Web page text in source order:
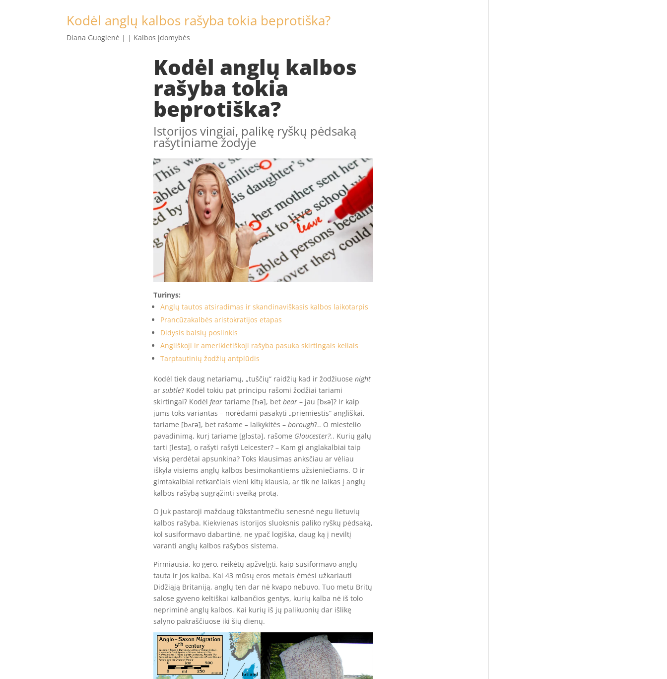
Kodėl anglų kalbos rašyba tokia beprotiška?
Diana Guogienė | | Kalbos įdomybės
Kodėl anglų kalbos
rašyba tokia
beprotiška?
Istorijos vingiai, palikę ryškų pėdsaką
rašytiniame žodyje
Turinys:
Anglų tautos atsiradimas ir skandinaviškasis kalbos laikotarpis
Prancūzakalbės aristokratijos etapas
Didysis balsių poslinkis
Angliškoji ir amerikietiškoji rašyba pasuka skirtingais keliais
Tarptautinių žodžių antplūdis
Kodėl tiek daug netariamų, „tuščių“ raidžių kad ir žodžiuose night
arsubtle? Kodėl tokiu pat principu rašomi žodžiai tariami
skirtingai? Kodėl feartariame [fɪə], bet bear– jau [bɛə]? Ir kaip
jums toks variantas – norėdami pasakyti „priemiestis“ angliškai,
tariame [bʌrə], bet rašome – laikykitės – borough?.. O miestelio
pavadinimą, kurį tariame [glɔstə], rašome Gloucester?.. Kurių galų
tarti [lestə], o rašyti rašyti Leicester? – Kam gi anglakalbiai taip
viską perdėtai apsunkina? Toks klausimas anksčiau ar vėliau
iškyla visiems anglų kalbos besimokantiems užsieniečiams. O ir
gimtakalbiai retkarčiais vieni kitų klausia, ar tik ne laikas į anglų
kalbos rašybą sugrąžinti sveiką protą.
O juk pastaroji maždaug tūkstantmečiu senesnė negu lietuvių
kalbos rašyba. Kiekvienas istorijos sluoksnis paliko ryškų pėdsaką,
kol susiformavo dabartinė, ne ypač logiška, daug ką į neviltį
varanti anglų kalbos rašybos sistema.
Pirmiausia, ko gero, reikėtų apžvelgti, kaip susiformavo anglų
tauta ir jos kalba. Kai 43 mūsų eros metais ėmėsi užkariauti
Didžiąją Britaniją, anglų ten dar nė kvapo nebuvo. Tuo metu Britų
salose gyveno keltiškai kalbančios gentys, kurių kalba nė iš tolo
nepriminė anglų kalbos. Kai kurių iš jų palikuonių dar išlikę
salyno pakraščiuose iki šių dienų.